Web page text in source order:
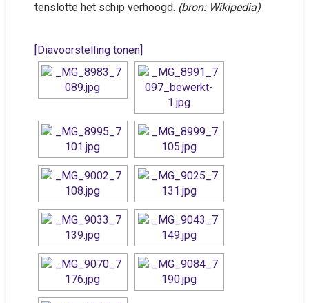
tenslotte het schip verhoogd. (bron: Wikipedia)
[Diavoorstelling tonen]